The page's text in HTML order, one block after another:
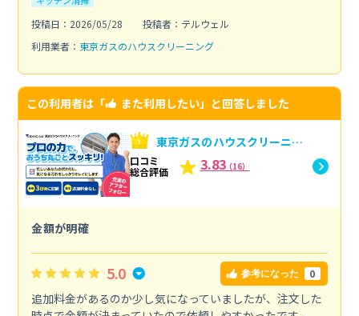
投稿日：2026/05/28
投稿者：テルウェル
利用業者： 東京ガスのハウスクリーニング
この利用者は「 また利用したい」と回答しました
東京ガスのハウスクリーニン
グへの口コミ
口コミ
総合評価
3.83（16）
金額が明確
5.0 参考になった 0
追加料金があるのか少し気になっていましたが、注文した